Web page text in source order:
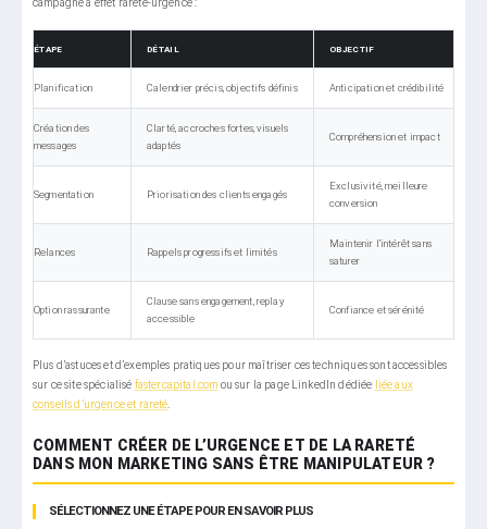
campagne à effet rareté-urgence :
ÉTAPE DÉTAIL OBJECTIF
Planification Calendrier précis, objectifs définis Anticipation et crédibilité
Création des
messages
Clarté, accroches fortes, visuels
adaptés
Compréhension et impact
Segmentation Priorisation des clients engagés
Exclusivité, meilleure
conversion
Relances Rappels progressifs et limités
Maintenir l’intérêt sans
saturer
Option rassurante
Clause sans engagement, replay
accessible
Confiance et sérénité
Plus d’astuces et d’exemples pratiques pour maîtriser ces techniques sont accessibles
sur ce site spécialisé fastercapital.com ou sur la page LinkedIn dédiée liée aux
conseils d’urgence et rareté
COMMENT CRÉER DE L’URGENCE ET DE LA RARETÉ
DANS MON MARKETING SANS ÊTRE MANIPULATEUR ?
SÉLECTIONNEZ UNE ÉTAPE POUR EN SAVOIR PLUS